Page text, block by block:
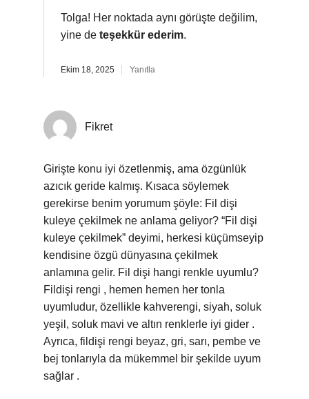
Tolga! Her noktada aynı görüşte değilim,
yine de teşekkür ederim.
Ekim 18, 2025 Yanıtla
Fikret
Girişte konu iyi özetlenmiş, ama özgünlük
azıcık geride kalmış. Kısaca söylemek
gerekirse benim yorumum şöyle: Fil dişi
kuleye çekilmek ne anlama geliyor? “Fil dişi
kuleye çekilmek” deyimi, herkesi küçümseyip
kendisine özgü dünyasına çekilmek
anlamına gelir. Fil dişi hangi renkle uyumlu?
Fildişi rengi , hemen hemen her tonla
uyumludur, özellikle kahverengi, siyah, soluk
yeşil, soluk mavi ve altın renklerle iyi gider .
Ayrıca, fildişi rengi beyaz, gri, sarı, pembe ve
bej tonlarıyla da mükemmel bir şekilde uyum
sağlar .